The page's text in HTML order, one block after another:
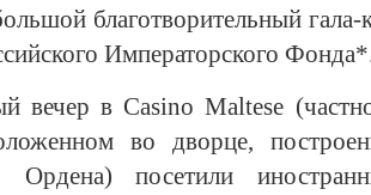
благотворительный гала-
Императорского
вечер в Casino Maltese
во дворце,
Ордена) посетили